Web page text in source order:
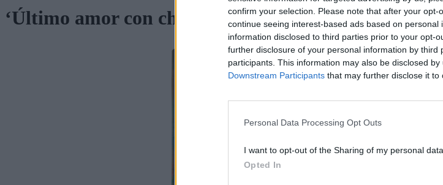
confirm your selection. Please note that after your
continue seeing interest-based ads based on
information disclosed to third parties prior to your opt-
further disclosure of your personal information by third
participants. This information may also be disclosed
Downstream Participants that may further disclose it to
Personal Data Processing Opt Outs
I want to opt-out of the Sharing of my personal data.
Opted In
‘Último amor con chocolate y otras fabulaciones’